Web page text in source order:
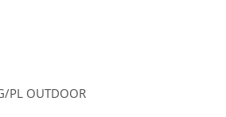
PL OUTDOOR